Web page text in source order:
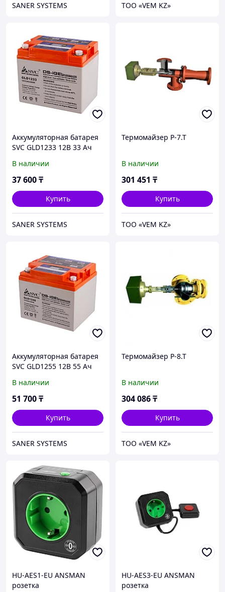
SANER SYSTEMS ТОО «VEM KZ»
Аккумуляторная батарея
SVC GLD1233 12В 33 Ач
В наличии
37 600₸
Купить
SANER SYSTEMS
Термомайзер Р-7.Т
В наличии
301 451 ₸
Купить
ТОО «VEM KZ»
Аккумуляторная батарея
SVC GLD1255 12В 55 Ач
В наличии
51 700₸
Купить
SANER SYSTEMS
Термомайзер Р-8.Т
В наличии
304 086₸
Купить
ТОО «VEM KZ»
HU-AES1-EU ANSMAN
розетка
HU-AES3-EU ANSMAN
розетка